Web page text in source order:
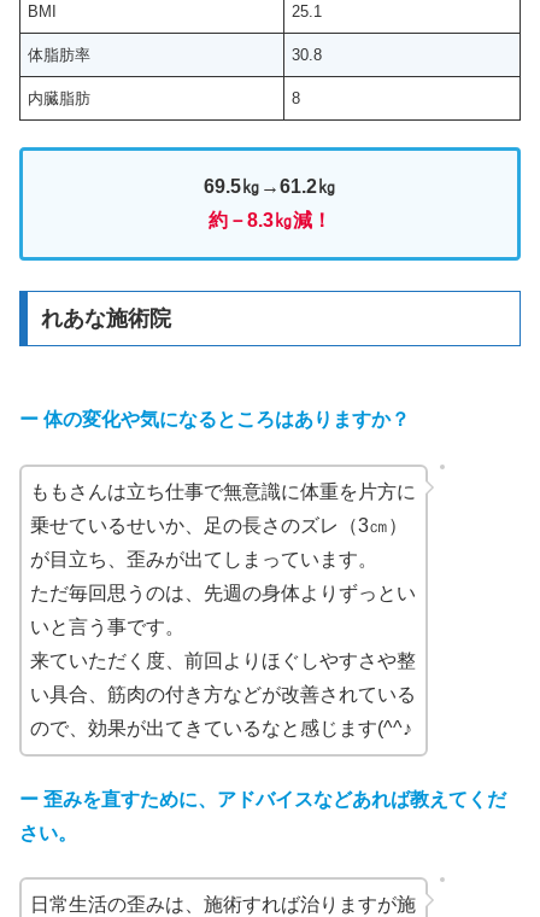
BMI 25.1
体脂肪率 30.8
内臓脂肪 8
69.5㎏→61.2㎏
約－8.3㎏減！
れあな施術院
ー 体の変化や気になるところはありますか？
ももさんは立ち仕事で無意識に体重を片方に
乗せているせいか、足の長さのズレ（3㎝）
が目立ち、歪みが出てしまっています。
ただ毎回思うのは、先週の身体よりずっとい
いと言う事です。
来ていただく度、前回よりほぐしやすさや整
い具合、筋肉の付き方などが改善されている
ので、効果が出てきているなと感じます(^^♪
ー 歪みを直すために、アドバイスなどあれば教えてくだ
さい。
日常生活の歪みは、施術すれば治りますが施